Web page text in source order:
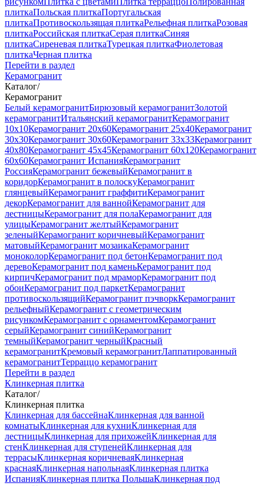
плиткаПольская плиткаПортугальская
плиткаПротивоскользящая плиткаРельефная плиткаРозовая
плиткаРоссийская плиткаСерая плиткаСиняя
плиткаСиреневая плиткаТурецкая плиткаФиолетовая
плиткаЧерная плитка
Перейти в раздел
Керамогранит
Каталог/
Керамогранит
Белый керамогранитБирюзовый керамогранитЗолотой
керамогранитИтальянский керамогранитКерамогранит
10x10Керамогранит 20x60Керамогранит 25x40Керамогранит
30x30Керамогранит 30x60Керамогранит 33x33Керамогранит
40x80Керамогранит 45x45Керамогранит 60x120Керамогранит
60x60Керамогранит ИспанияКерамогранит
РоссияКерамогранит бежевыйКерамогранит в
коридорКерамогранит в полоскуКерамогранит
глянцевыйКерамогранит граффитиКерамогранит
декорКерамогранит для ваннойКерамогранит для
лестницыКерамогранит для полаКерамогранит для
улицыКерамогранит желтыйКерамогранит
зеленыйКерамогранит коричневыйКерамогранит
матовыйКерамогранит мозаикаКерамогранит
моноколорКерамогранит под бетонКерамогранит под
деревоКерамогранит под каменьКерамогранит под
кирпичКерамогранит под мраморКерамогранит под
обоиКерамогранит под паркетКерамогранит
противоскользящийКерамогранит пэчворкКерамогранит
рельефныйКерамогранит с геометрическим
рисункомКерамогранит с орнаментомКерамогранит
серыйКерамогранит синийКерамогранит
темныйКерамогранит черныйКрасный
керамогранитКремовый керамогранитЛаппатированный
керамогранитТерраццо керамогранит
Перейти в раздел
Клинкерная плитка
Каталог/
Клинкерная плитка
Клинкерная для бассейнаКлинкерная для ванной
комнатыКлинкерная для кухниКлинкерная для
лестницыКлинкерная для прихожейКлинкерная для
стенКлинкерная для ступенейКлинкерная для
террасыКлинкерная коричневаяКлинкерная
краснаяКлинкерная напольнаяКлинкерная плитка
ИспанияКлинкерная плитка ПольшаКлинкерная под